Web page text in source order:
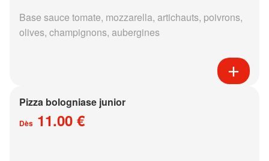
Base sauce tomate, mozzarella, artichauts, poivrons,
olives, champignons, aubergines
Pizza bologniase junior
Dès 11.00 €